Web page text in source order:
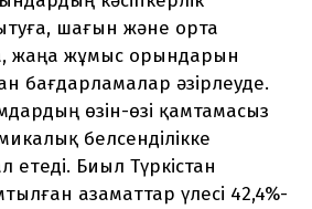
шағын және орта
жаңа жұмыс орындарын
бағдарламалар әзірлеуде.
өзін-өзі қамтамасыз
белсенділікке
Биыл Түркістан
азаматтар үлесі 42,4%-